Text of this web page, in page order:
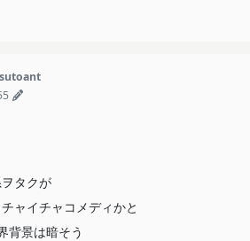
タクが
ャイチャコメディかと
背景は暗そう